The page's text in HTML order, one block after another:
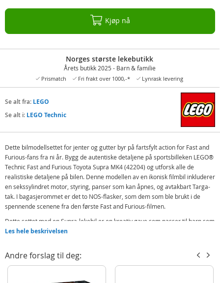
Kjøp nå
Norges største lekebutikk
Årets butikk 2025 - Barn & familie
Prismatch Fri frakt over 1000,-* Lynrask levering
Se alt fra: LEGO
Se alt i: LEGO Technic
Dette bilmodellsettet for jenter og gutter byr på fartsfylt action for Fast and
Furious-fans fra ni år. Bygg de autentiske detaljene på sportsbilleken LEGO®
Technic Fast and Furious Toyota Supra MK4 (42204) og utforsk alle de
realistiske detaljene på bilen. Denne modellen av en ikonisk filmbil inkluderer
en sekssylindret motor, styring, panser som kan åpnes, og avtakbart Targa-
tak. I bagasjerommet er det to NOS-flasker, som dem som ble brukt i de
spennende scenene fra den første Fast and Furious-filmen.
Dette settet med en Supra-lekebil er en kreativ gave som passer til barn som
elsker Fast and Furious-biler. Fansen kan ha fartsfylt moro når de bygger
LEGO Technic modeller beveger seg realistisk og gir unge LEGO byggere en
innføring i ingeniørkunstens verden. Gi barn en enkel og intuitiv
Les hele beskrivelsen
Andre forslag til deg: